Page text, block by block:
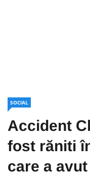
SOCIAL
Accident
fost răniti
care a